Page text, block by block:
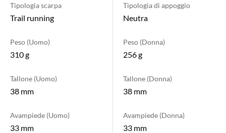
Tipologia scarpa
Trail running
Tipologia di appoggio
Neutra
Peso (Uomo)
310 g
Peso (Donna)
256 g
Tallone (Uomo)
38 mm
Tallone (Donna)
38 mm
Avampiede (Uomo)
33 mm
Avampiede (Donna)
33 mm